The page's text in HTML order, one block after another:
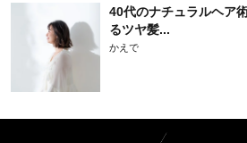
40代のナチュラルヘア
るツヤ髪...
かえで